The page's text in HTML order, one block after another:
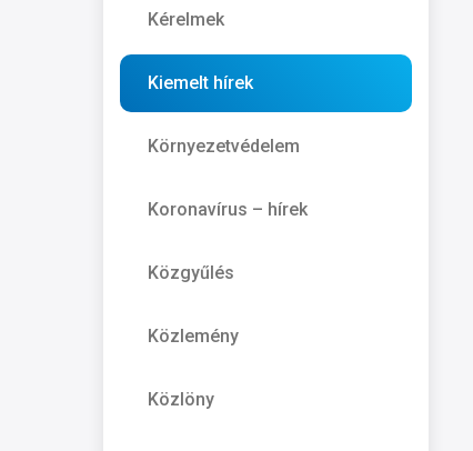
Kérelmek
Kiemelt hírek
Környezetvédelem
Koronavírus – hírek
Közgyűlés
Közlemény
Közlöny